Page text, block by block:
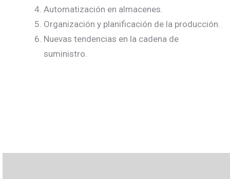
Automatización en almacenes.
Organización y planificación de la producción.
Nuevas tendencias en la cadena de
suministro.